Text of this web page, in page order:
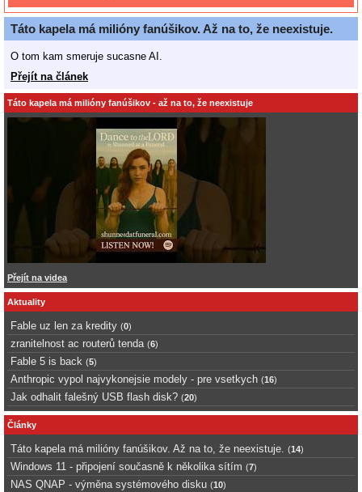
Táto kapela má milióny fanúšikov. Až na to, že neexistuje.
O tom kam smeruje sucasne AI.
Přejít na článek
Táto kapela má milióny fanúšikov - až na to, že neexistuje
Přejít na videa
Aktuality
Fable uz len za kredity (0)
zranitelnost ac routerů tenda (6)
Fable 5 is back (5)
Anthropic vypol najvykonejsie modely - pre vsetkych (16)
Jak odhalit falešný USB flash disk? (20)
Články
Táto kapela má milióny fanúšikov. Až na to, že neexistuje. (14)
Windows 11 - připojení současně k několika sítím (7)
NAS QNAP - výměna systémového disku (10)